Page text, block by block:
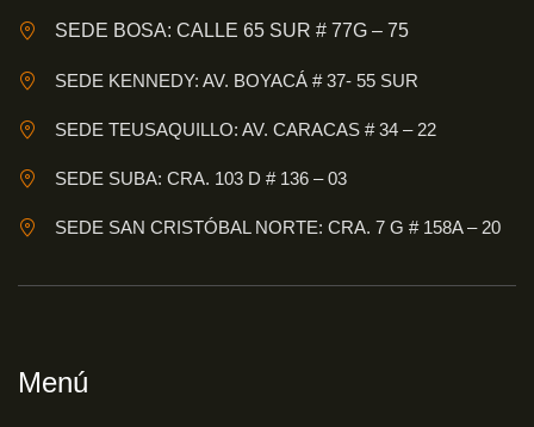
SEDE BOSA: CALLE 65 SUR # 77G – 75
SEDE KENNEDY: AV. BOYACÁ # 37- 55 SUR
SEDE TEUSAQUILLO: AV. CARACAS # 34 – 22
SEDE SUBA: CRA. 103 D # 136 – 03
SEDE SAN CRISTÓBAL NORTE: CRA. 7 G # 158A – 20
Menú